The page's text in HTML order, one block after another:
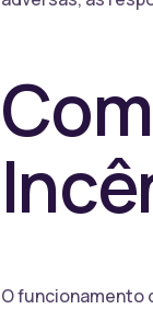
O funcionamento